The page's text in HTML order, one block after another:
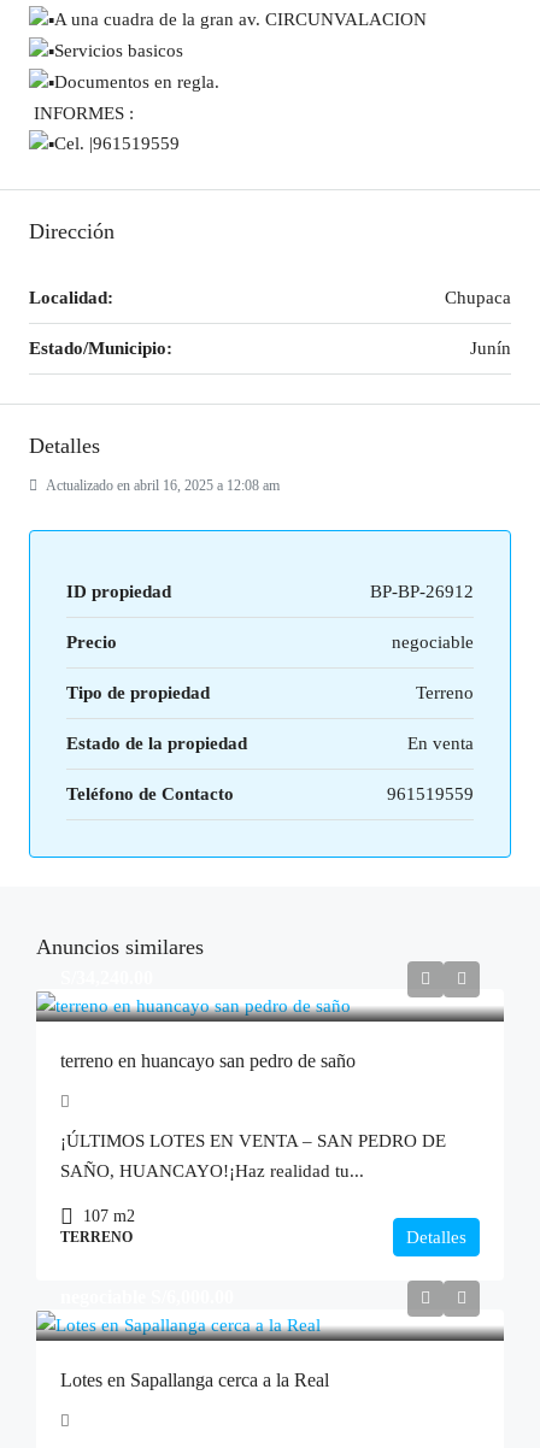
A una cuadra de la gran av. CIRCUNVALACION
Servicios basicos
Documentos en regla.
INFORMES :
Cel. |961519559
Dirección
Localidad: Chupaca
Estado/Municipio: Junín
Detalles
Actualizado en abril 16, 2025 a 12:08 am
ID propiedad BP-BP-26912
Precio negociable
Tipo de propiedad Terreno
Estado de la propiedad En venta
Teléfono de Contacto 961519559
Anuncios similares
terreno en huancayo san pedro de saño
¡ÚLTIMOS LOTES EN VENTA – SAN PEDRO DE
SAÑO, HUANCAYO!¡Haz realidad tu...
107 m2
TERRENO Detalles
Lotes en Sapallanga cerca a la Real